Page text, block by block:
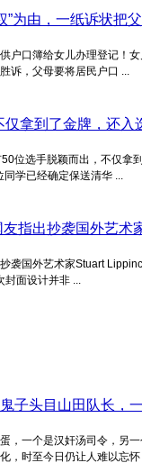
为由，一纸诉状把
户口簿给女儿办理登记！
诉，父母要将居民户口 ...
拿到了金牌，还入
位选手脱颖而出，不仅拿
学已经确定保送清华 ...
指出抄袭国外艺术
袭国外艺术家Stuart
面设计并非 ...
子头目山田队长，
，一个是汉奸汤司令，另
，时至今日仍让人难以忘怀